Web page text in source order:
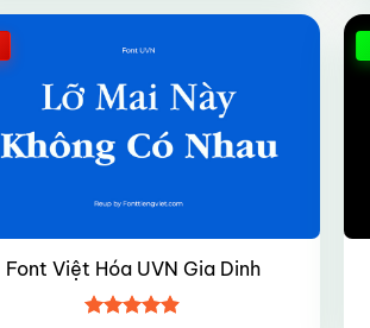
Font Việt Hóa UVN Gia Dinh